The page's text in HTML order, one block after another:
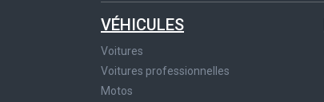
VÉHICULES
Voitures
Voitures professionnelles
Motos